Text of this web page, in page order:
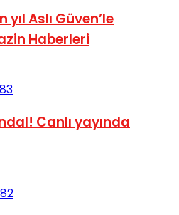
yıl Aslı Güven’le
Haberleri
83
Canlı yayında
82